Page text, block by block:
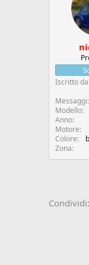
Iscritto dal
Messaggi
Modello
Anno
Motore
Colore
Zona
Condividi: